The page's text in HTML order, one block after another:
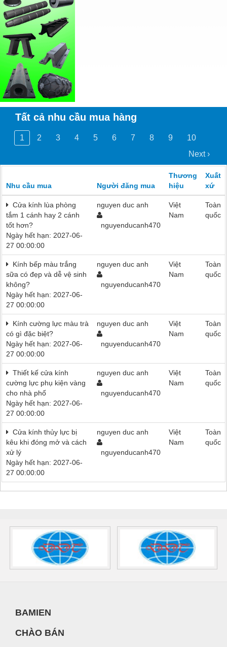
Tất cả nhu cầu mua hàng
1 2 3 4 5 6 7 8 9
10
Next ›
Nhu cầu mua Người đăng mua
Thương
hiệu
Xuất
xứ
Cửa kính lùa phòng
tắm 1 cánh hay 2 cánh
tốt hơn?
Ngày hết hạn: 2027-06-
27 00:00:00
nguyen duc anh
nguyenducanh470
Việt
Nam
Toàn
quốc
Kính bếp màu trắng
sữa có đẹp và dễ vệ sinh
không?
Ngày hết hạn: 2027-06-
27 00:00:00
nguyen duc anh
nguyenducanh470
Việt
Nam
Toàn
quốc
Kính cường lực màu trà
có gì đặc biệt?
Ngày hết hạn: 2027-06-
27 00:00:00
nguyen duc anh
nguyenducanh470
Việt
Nam
Toàn
quốc
Thiết kế cửa kính
cường lực phụ kiện vàng
cho nhà phố
Ngày hết hạn: 2027-06-
27 00:00:00
nguyen duc anh
nguyenducanh470
Việt
Nam
Toàn
quốc
Cửa kính thủy lực bị
kêu khi đóng mở và cách
xử lý
Ngày hết hạn: 2027-06-
27 00:00:00
nguyen duc anh
nguyenducanh470
Việt
Nam
Toàn
quốc
BAMIEN
CHÀO BÁN